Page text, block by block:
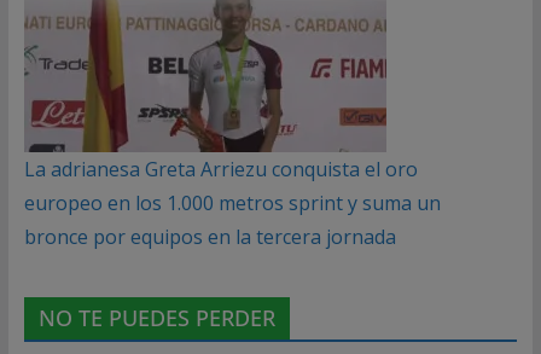
La adrianesa Greta Arriezu conquista el oro
europeo en los 1.000 metros sprint y suma un
bronce por equipos en la tercera jornada
NO TE PUEDES PERDER